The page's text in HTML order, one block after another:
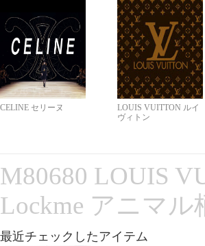
CELINE セリーヌ
LOUIS VUITTON ルイ
ヴィトン
M80680 LOUIS
Lockme アニマ
最近チェックしたアイテム